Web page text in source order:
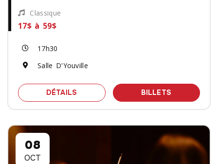
Classique
17$ à 59$
17h30
Salle D'Youville
DÉTAILS SPECTACLE CONVERSATIONS
BILLETS DES
08
OCT